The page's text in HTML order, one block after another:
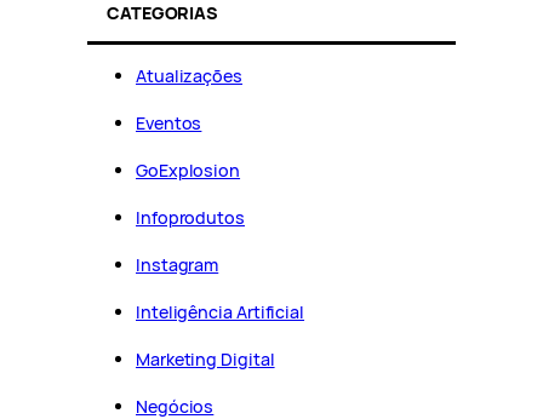
CATEGORIAS
Atualizações
Eventos
GoExplosion
Infoprodutos
Instagram
Inteligência Artificial
Marketing Digital
Negócios